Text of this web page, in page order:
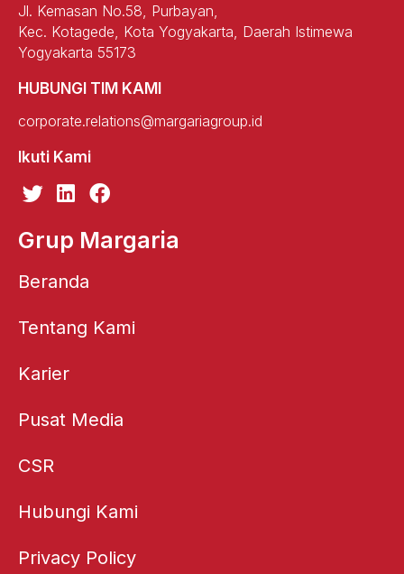
Jl. Kemasan No.58, Purbayan,
Kec. Kotagede, Kota Yogyakarta, Daerah Istimewa
Yogyakarta 55173
HUBUNGI TIM KAMI
corporate.relations@margariagroup.id
Ikuti Kami
T
w
i
t
t
e
L
i
n
k
e
d
n
F
a
c
e
k
Grup Margaria
Beranda
Tentang Kami
Karier
Pusat Media
CSR
Hubungi Kami
Privacy Policy